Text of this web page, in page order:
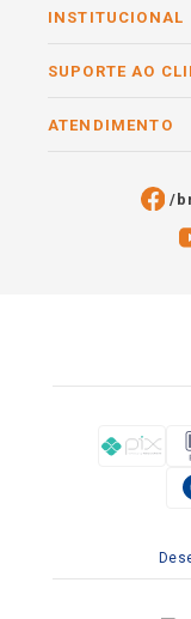
INSTITUCIONAL
SUPORTE AO
ATENDIMENTO
/